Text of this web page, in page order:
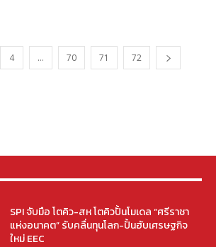
4 … 70 71 72
SPI จับมือ โตคิว-สห โตคิวปั้นโมเดล “ศรีราชา
แห่งอนาคต” รับคลื่นทุนโลก-ปั้นฮับเศรษฐกิจ
ใหม่ EEC